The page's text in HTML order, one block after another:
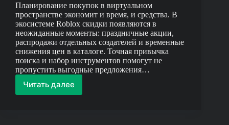
Планирование покупок в виртуальном
пространстве экономит и время, и средства. В
экосистеме Roblox скидки появляются в
неожиданные моменты: праздничные акции,
распродажи отдельных создателей и временные
снижения цен в каталоге. Точная привычка
поиска и набор инструментов помогут не
пропустить выгодные предложения…
Читать далее
Как